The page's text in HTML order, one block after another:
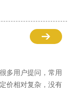
多用户提问，常用
价相对复杂，没有